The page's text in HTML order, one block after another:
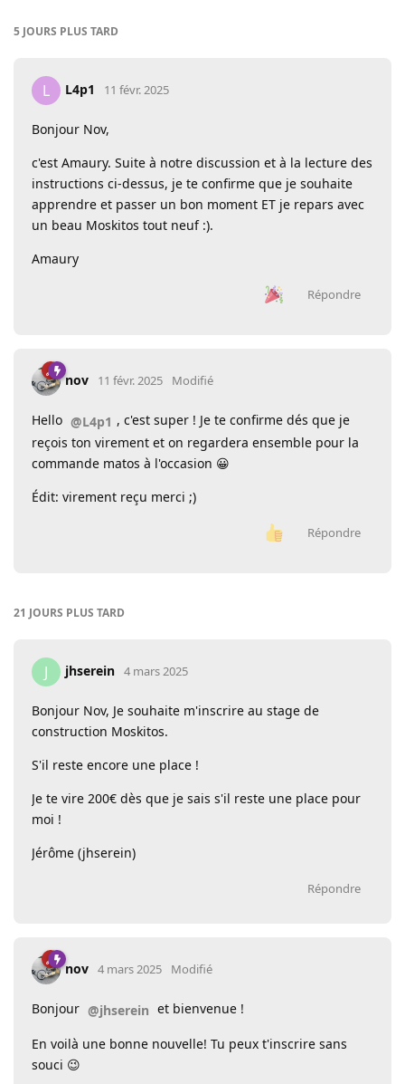
5 JOURS PLUS TARD
L L4p1 11 févr. 2025
Bonjour Nov,
c'est Amaury. Suite à notre discussion et à la lecture des
instructions ci-dessus, je te confirme que je souhaite
apprendre et passer un bon moment ET je repars avec
un beau Moskitos tout neuf :).
Amaury
Répondre
nov 11 févr. 2025 Modifié
Hello @L4p1 , c'est super ! Je te confirme dés que je
reçois ton virement et on regardera ensemble pour la
commande matos à l'occasion 😀
Édit: virement reçu merci ;)
Répondre
21 JOURS PLUS TARD
J jhserein 4 mars 2025
Bonjour Nov, Je souhaite m'inscrire au stage de
construction Moskitos.
S'il reste encore une place !
Je te vire 200€ dès que je sais s'il reste une place pour
moi !
Jérôme (jhserein)
Répondre
nov 4 mars 2025 Modifié
Bonjour @jhserein et bienvenue !
En voilà une bonne nouvelle! Tu peux t'inscrire sans
souci 😉